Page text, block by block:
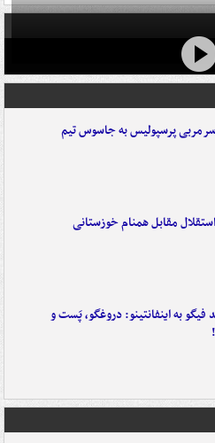
پرسپولیس به جاسوس تیم
مقابل همنام خوزستانی
فیگو به اینفانتینو: دروغگو، پَست‌ و